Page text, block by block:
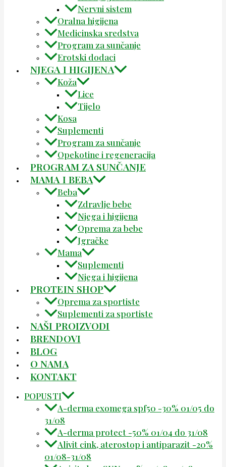
Nervni sistem
Oralna higijena
Medicinska sredstva
Program za sunčanje
Erotski dodaci
NJEGA I HIGIJENA
Koža
Lice
Tijelo
Kosa
Suplementi
Program za sunčanje
Opekotine i regeneracija
PROGRAM ZA SUNČANJE
MAMA I BEBA
Beba
Zdravlje bebe
Njega i higijena
Oprema za bebe
Igračke
Mama
Suplementi
Njega i higijena
PROTEIN SHOP
Oprema za sportiste
Suplementi za sportiste
NAŠI PROIZVODI
BRENDOVI
BLOG
O NAMA
KONTAKT
POPUSTI
A-derma exomega spf50 -30% 01/05 do
31/08
A-derma protect -50% 01/04 do 31/08
Alivit cink, aterostop i antiparazit -20%
01/08-31/08